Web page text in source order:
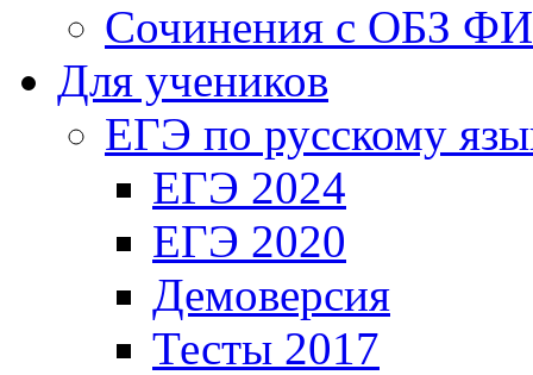
Сочинения с ОБЗ
Для учеников
ЕГЭ по русскому
ЕГЭ 2024
ЕГЭ 2020
Демоверсия
Тесты 2017